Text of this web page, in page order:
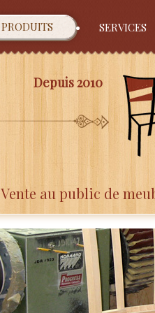
PRODUITS SERVICES
Depuis 2010
Vente au public de